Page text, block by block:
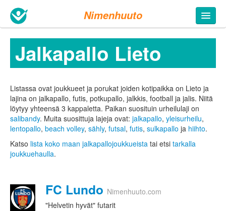
Nimenhuuto
Jalkapallo Lieto
Listassa ovat joukkueet ja porukat joiden kotipaikka on Lieto ja
lajina on jalkapallo, futis, potkupallo, jalkkis, football ja jalis. Niitä
löytyy yhteensä 3 kappaletta. Paikan suosituin urheilulaji on
salibandy. Muita suosittuja lajeja ovat: jalkapallo, yleisurheilu,
lentopallo, beach volley, sähly, futsal, futis, sulkapallo ja hiihto.
Katso lista koko maan jalkapallojoukkueista tai etsi tarkalla
joukkuehaulla.
FC Lundo Nimenhuuto.com
"Helvetin hyvät" futarit